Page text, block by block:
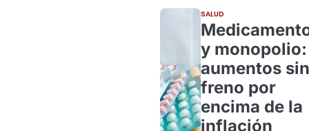
SALUD
y monopolio:
aumentos sin
freno por
encima de la
inflación